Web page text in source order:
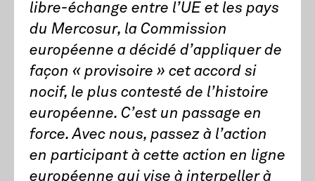
libre-échange entre l’UE et les pays
du Mercosur, la Commission
européenne a décidé d’appliquer de
façon « provisoire » cet accord si
nocif, le plus contesté de l’histoire
européenne. C’est un passage en
force. Avec nous, passez à l’action
en participant à cette action en ligne
européenne qui vise à interpeller à